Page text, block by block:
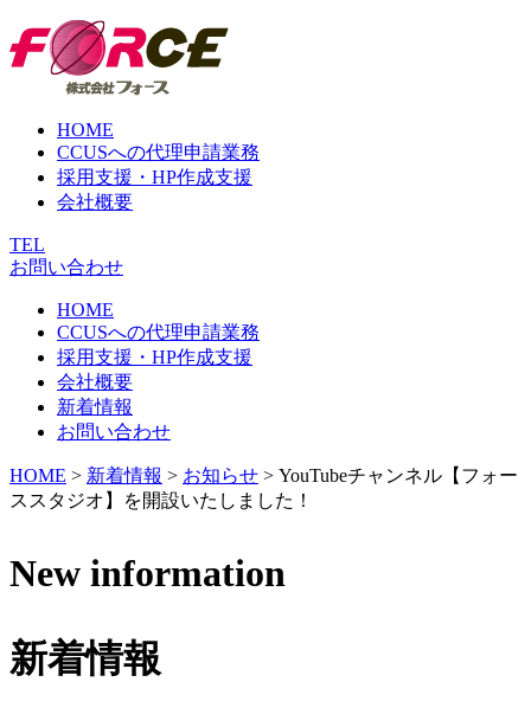
Skip
to
content
HOME
CCUSへの代理申請業務
採用支援・HP作成支援
会社概要
TEL
お問い合わせ
HOME
CCUSへの代理申請業務
採用支援・HP作成支援
会社概要
新着情報
お問い合わせ
HOME > 新着情報 > お知らせ > YouTubeチャンネル【フォー
ススタジオ】を開設いたしました！
New information
新着情報